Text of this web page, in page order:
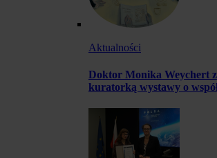
Aktualności
Doktor Monika Weychert
kuratorką wystawy o